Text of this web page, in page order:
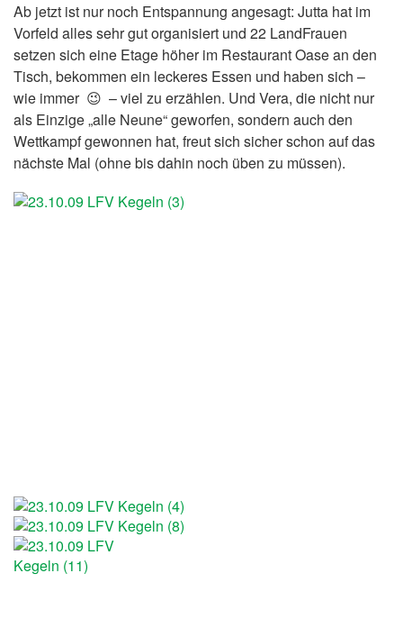
Ab jetzt ist nur noch Entspannung angesagt: Jutta hat im
Vorfeld alles‌ sehr gut organisiert und 22 LandFrauen
setzen sich eine Etage höher im Restaurant Oase an den
Tisch, bekommen ein leckeres Essen und haben sich –
wie immer 😉 – viel zu erzählen. Und Vera, die nicht nur
als Einzige „alle Neune“ geworfen, sondern auch den
Wettkampf gewonnen hat, freut sich sicher schon auf das
nächste Mal (ohne bis dahin noch üben zu müssen).